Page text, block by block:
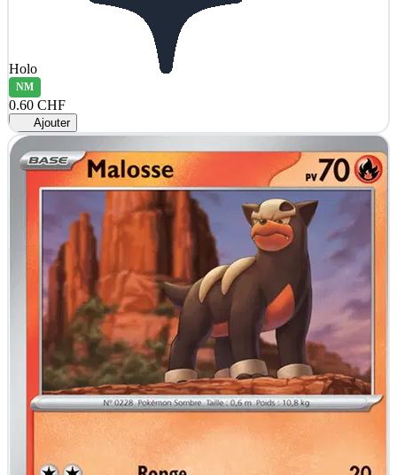
Holo
NM
0.60 CHF
Ajouter